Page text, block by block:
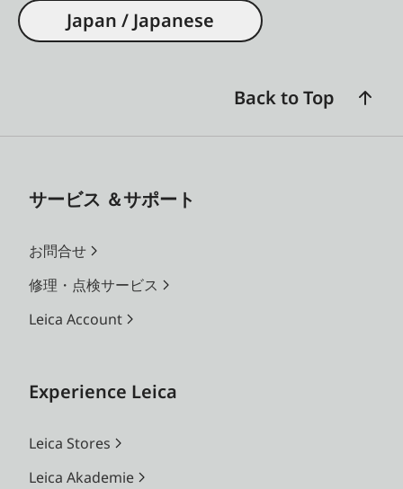
Japan / Japanese
Back to Top
サービス ＆サポート
お問合せ
修理・点検サービス
Leica Account
Experience Leica
Leica Stores
Leica Akademie